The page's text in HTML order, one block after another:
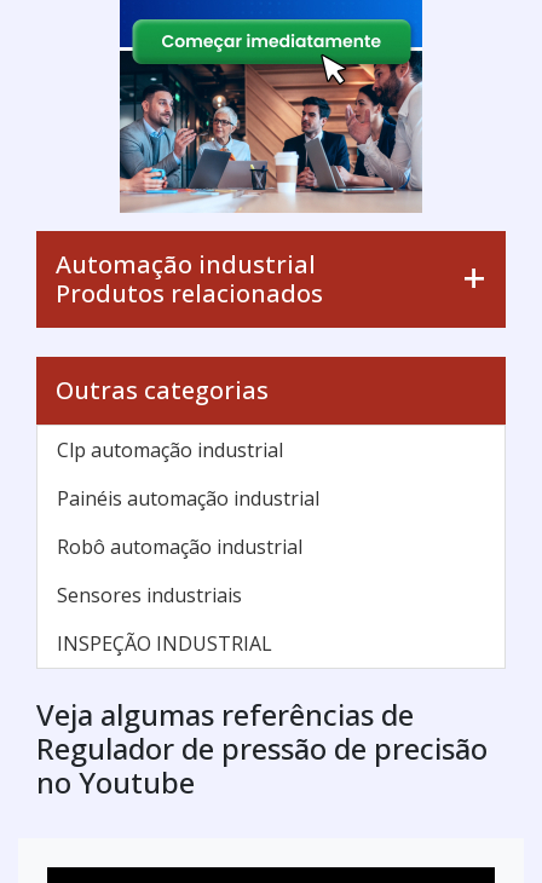
Automação industrial
Produtos relacionados
Outras categorias
Clp automação industrial
Painéis automação industrial
Robô automação industrial
Sensores industriais
INSPEÇÃO INDUSTRIAL
Veja algumas referências de
Regulador de pressão de precisão
no Youtube